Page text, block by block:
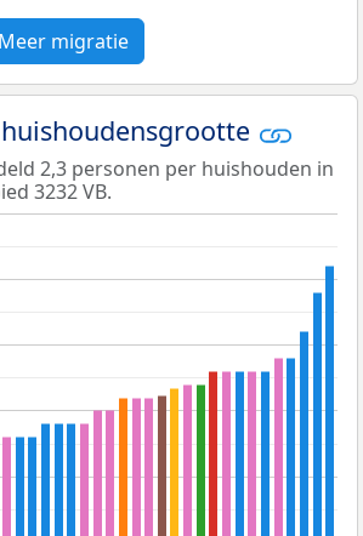
Meer migratie
2,3 personen per huishouden in
3232 VB.